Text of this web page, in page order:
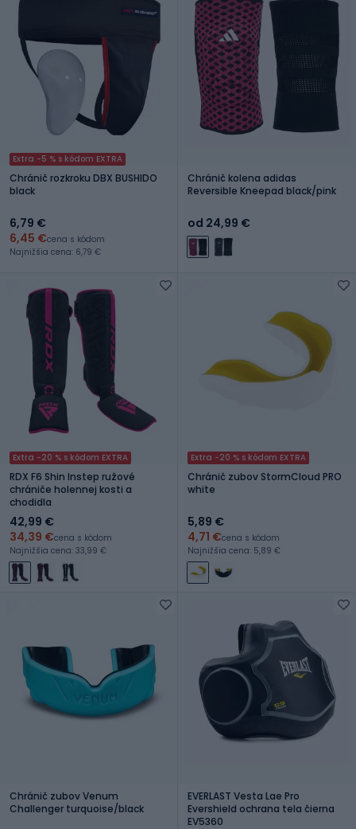
Extra -5 % s kódom EXTRA
Chránič rozkroku DBX BUSHIDO
black
6,79 €
6,45 €cena s kódom
Najnižšia cena: 6,79 €
Chránič kolena adidas
Reversible Kneepad black/pink
od 24,99 €
Extra -20 % s kódom EXTRA
RDX F6 Shin Instep ružové
chrániče holennej kosti a
chodidla
42,99 €
34,39 €cena s kódom
Najnižšia cena: 33,99 €
Extra -20 % s kódom EXTRA
Chránič zubov StormCloud PRO
white
5,89 €
4,71 €cena s kódom
Najnižšia cena: 5,89 €
Chránič zubov Venum
Challenger turquoise/black
EVERLAST Vesta Lae Pro
Evershield ochrana tela čierna
EV5360